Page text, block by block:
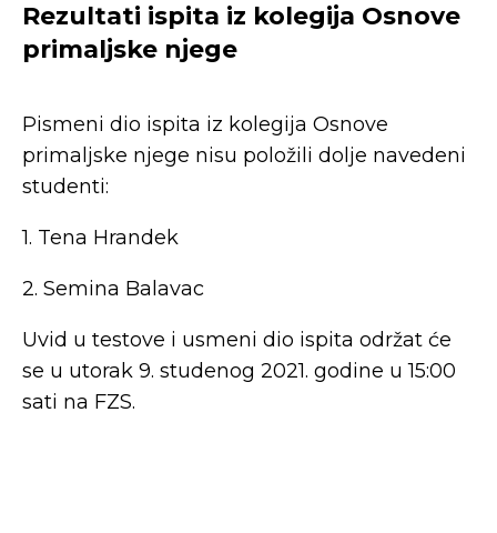
Rezultati ispita iz kolegija Osnove
primaljske njege
Pismeni dio ispita iz kolegija Osnove
primaljske njege nisu položili dolje navedeni
studenti:
1. Tena Hrandek
2. Semina Balavac
Uvid u testove i usmeni dio ispita održat će
se u utorak 9. studenog 2021. godine u 15:00
sati na FZS.